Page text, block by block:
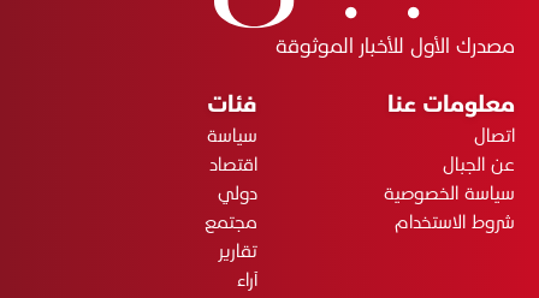
مصدرك الأول للأخبار الموثوقة
معلومات عنا
اتصال
عن الجبال
سياسة الخصوصية
شروط الاستخدام
فئات
سياسة
اقتصاد
دولي
مجتمع
تقارير
آراء